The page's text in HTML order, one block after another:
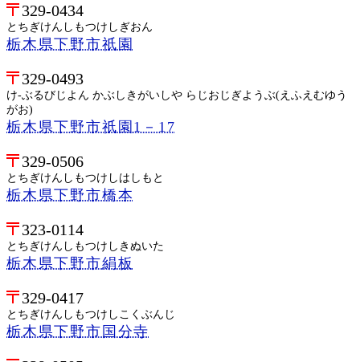
329-0434
とちぎけんしもつけしぎおん
栃木県下野市祇園
329-0493
け-ぶるびじよん かぶしきがいしや らじおじぎようぶ(えふえむゆう
がお)
栃木県下野市祇園1－17
329-0506
とちぎけんしもつけしはしもと
栃木県下野市橋本
323-0114
とちぎけんしもつけしきぬいた
栃木県下野市絹板
329-0417
とちぎけんしもつけしこくぶんじ
栃木県下野市国分寺